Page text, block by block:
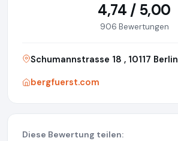
4,74 / 5,00
906 Bewertungen
Schumannstrasse 18 , 10117 Berlin
bergfuerst.com
Diese Bewertung teilen: